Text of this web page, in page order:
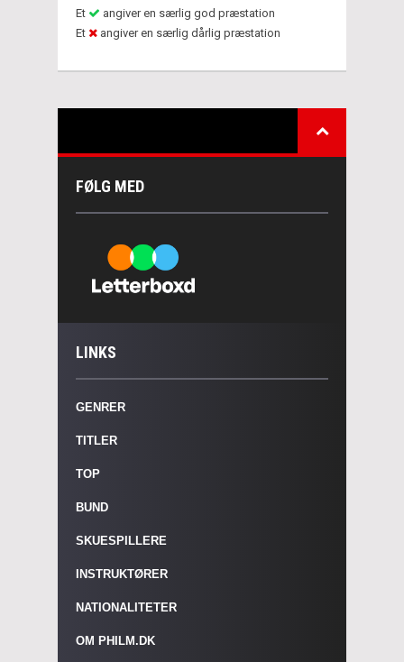
Et
angiver en særlig god præstation
Et
angiver en særlig dårlig præstation
FØLG MED
LINKS
GENRER
TITLER
TOP
BUND
SKUESPILLERE
INSTRUKTØRER
NATIONALITETER
OM PHILM.DK